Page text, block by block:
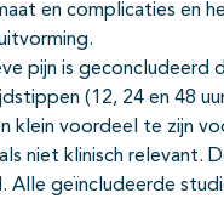
en complicaties en
pijn is geconcludeerd
(12, 24 en 48
klein voordeel te zijn
niet klinisch relevant.
Alle geïncludeerde